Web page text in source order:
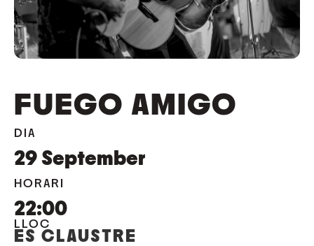
FUEGO AMIGO
DIA
29 September
HORARI
22:00
LLOC
ES CLAUSTRE